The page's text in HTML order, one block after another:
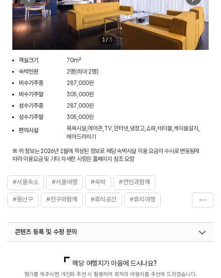
1/ 3
객실크기
70m²
숙박인원
2명(최대 2명)
비수기주중
287,000원
비수기주말
305,000원
성수기주중
287,000원
성수기주말
305,000원
편의시설
목욕시설,에어콘,TV,인터넷,냉장고,쇼파,테이블,케이블설치,
헤어드라이기
※ 위 정보는 2026년 1월에 작성된 정보로 해당 숙박시설 이용 요금이 수시로 변동됨에
따라 이용요금 및 기타 자세한 사항은 홈페이지 참조 요망
#서울숙소 #서울여행 #숙박 #연인과함께
#용산구 #친구와함께 #휴식공간 #휴식여행
콘텐츠 등록 및 수정 문의
열린관광콘텐츠팀(열린관광-모두의여행)
033-738-3425
해당 여행지가 마음에 드시나요?
평가를 해주시면 개인화 추천 시 활용하여 최적의 여행지를 추천해 드리겠습니다.